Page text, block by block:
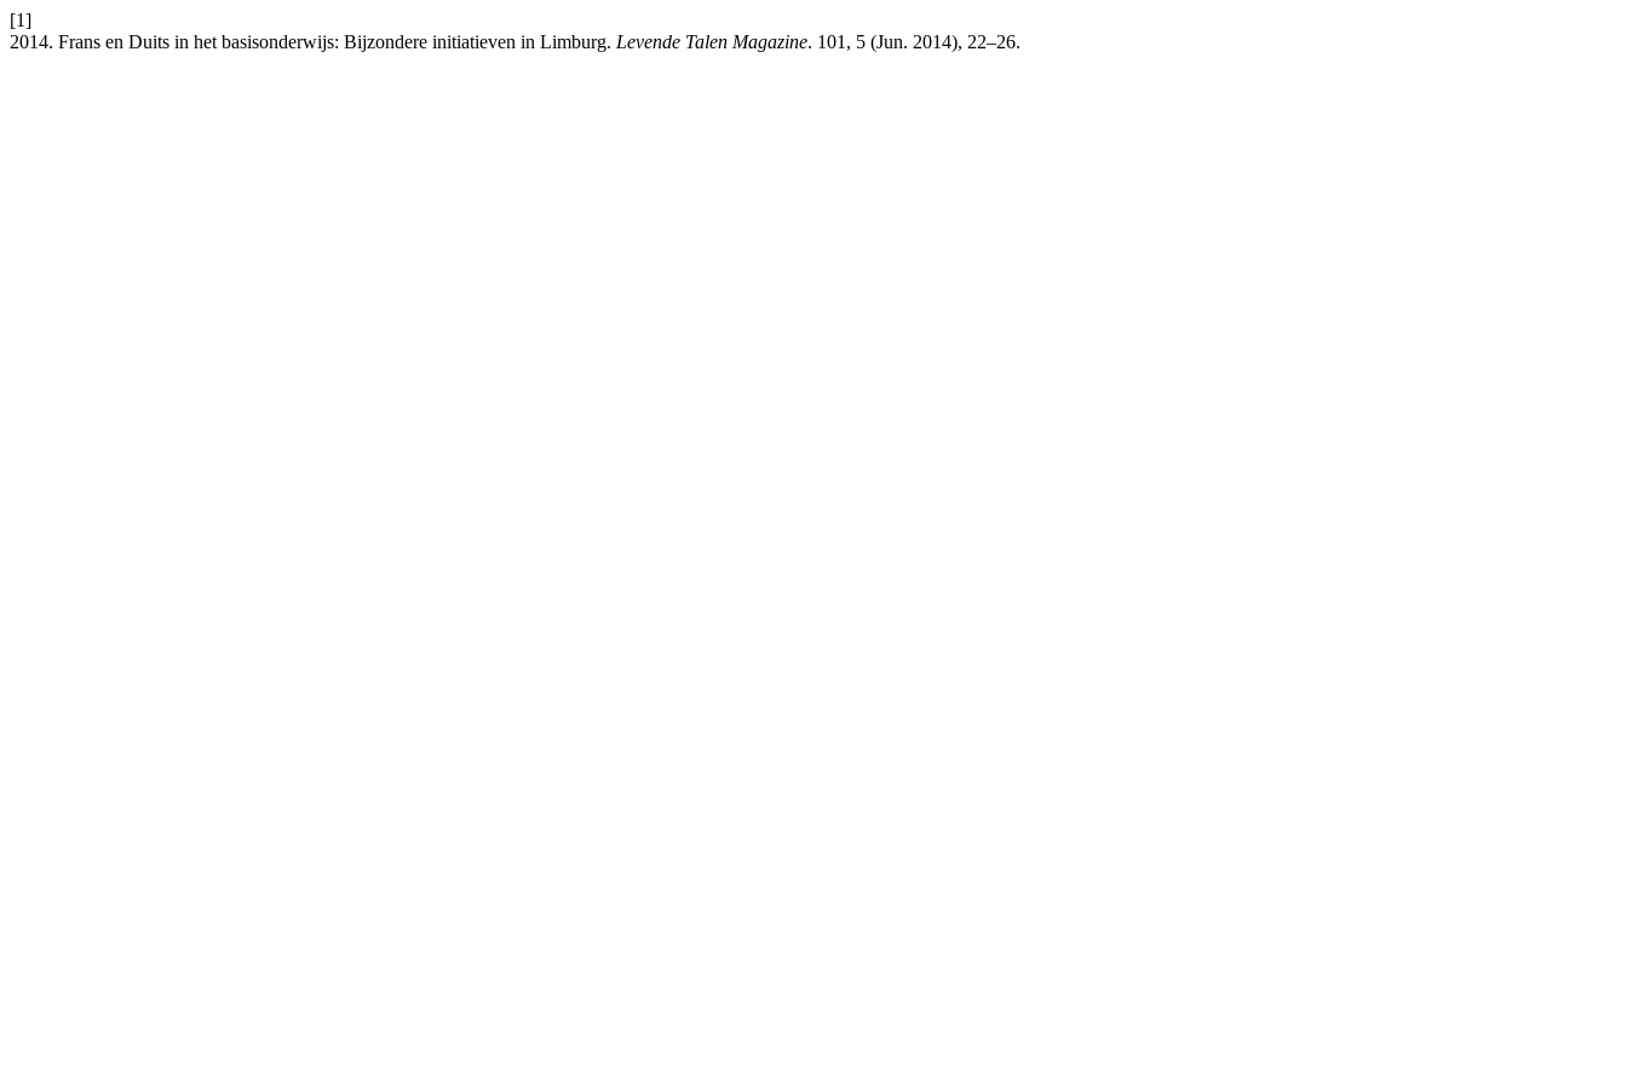
[1]
2014. Frans en Duits in het basisonderwijs: Bijzondere initiatieven in Limburg. Levende Talen Magazine. 101, 5 (Jun. 2014), 22–26.